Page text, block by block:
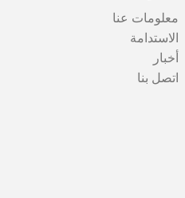
معلومات عنا
الاستدامة
أخبار
اتصل بنا